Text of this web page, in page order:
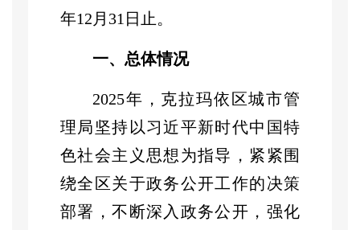
年12 月 31 日止。
一、总体情况
2025年，克拉玛依 区城市管
理局坚持以习近平新时代中国特
色社会主义思想为指导， 紧紧围
绕全区关于政务公开工作的决策
部署，不断深入政务公开，强化